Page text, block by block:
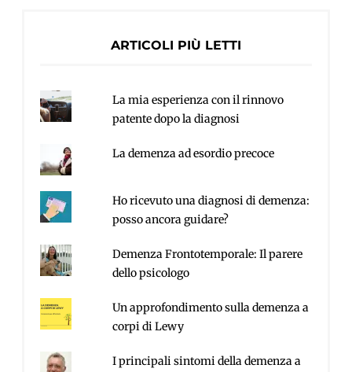
ARTICOLI PIÙ LETTI
La mia esperienza con il rinnovo
patente dopo la diagnosi
La demenza ad esordio precoce
Ho ricevuto una diagnosi di demenza:
posso ancora guidare?
Demenza Frontotemporale: Il parere
dello psicologo
Un approfondimento sulla demenza a
corpi di Lewy
I principali sintomi della demenza a